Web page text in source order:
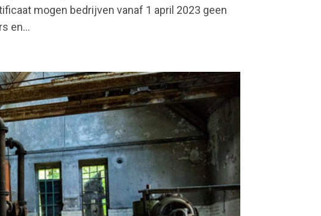
mogen bedrijven vanaf 1 april 2023 geen
en...